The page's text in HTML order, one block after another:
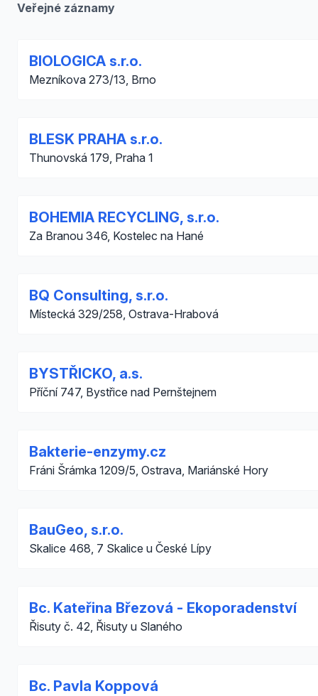
Veřejné záznamy
BIOLOGICA s.r.o.
Mezníkova 273/13, Brno
BLESK PRAHA s.r.o.
Thunovská 179, Praha 1
BOHEMIA RECYCLING, s.r.o.
Za Branou 346, Kostelec na Hané
BQ Consulting, s.r.o.
Místecká 329/258, Ostrava-Hrabová
BYSTŘICKO, a.s.
Příční 747, Bystřice nad Pernštejnem
Bakterie-enzymy.cz
Fráni Šrámka 1209/5, Ostrava, Mariánské Hory
BauGeo, s.r.o.
Skalice 468, 7 Skalice u České Lípy
Bc. Kateřina Březová - Ekoporadenství
Řisuty č. 42, Řisuty u Slaného
Bc. Pavla Koppová